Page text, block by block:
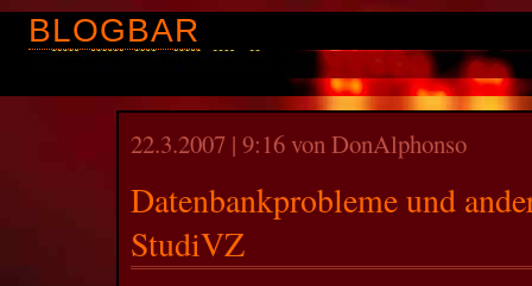
BLOGBAR
22.3.2007 | 9:16 von DonAlphonso
Datenbankprobleme und
StudiVZ